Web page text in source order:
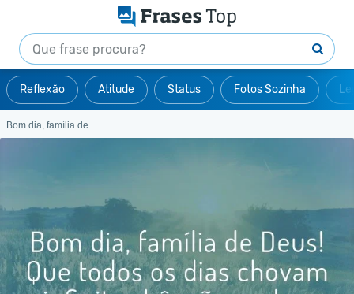
Reflexão Atitude Status Fotos Sozinha
Bom dia, família de...